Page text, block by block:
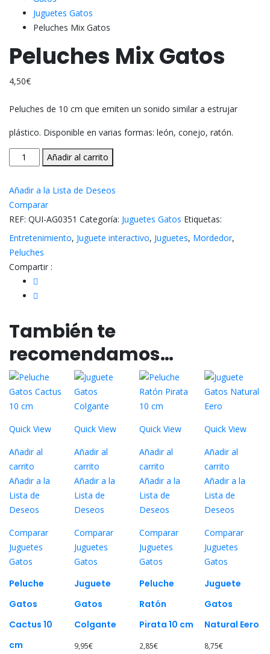
Juguetes Gatos
Peluches Mix Gatos
Peluches Mix Gatos
4,50€
Peluches de 10 cm que emiten un sonido similar a estrujar
plástico. Disponible en varias formas: león, conejo, ratón.
Peluches
Mix
Añadir al carrito
Añadir a la Lista de Deseos
Comparar
REF: QUI-AG0351 Categoría: Juguetes Gatos Etiquetas:
Entretenimiento, Juguete interactivo, Juguetes, Mordedor,
Peluches
Compartir :
También te
recomendamos…
Quick View
Añadir al
carrito
Añadir a la
Lista de
Deseos
Comparar
Juguetes
Gatos
Peluche
Gatos
Cactus 10
cm
Quick View
Añadir al
carrito
Añadir a la
Lista de
Deseos
Comparar
Juguetes
Gatos
Juguete
Gatos
Colgante
9,95€
Quick View
Añadir al
carrito
Añadir a la
Lista de
Deseos
Comparar
Juguetes
Gatos
Peluche
Ratón
Pirata 10 cm
2,85€
Quick View
Añadir al
carrito
Añadir a la
Lista de
Deseos
Comparar
Juguetes
Gatos
Juguete
Gatos
Natural Eero
8,75€